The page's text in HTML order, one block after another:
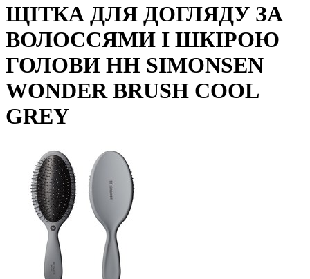
ЩІТКА ДЛЯ ДОГЛЯДУ ЗА
ВОЛОССЯМИ І ШКІРОЮ
ГОЛОВИ HH SIMONSEN
WONDER BRUSH COOL
GREY